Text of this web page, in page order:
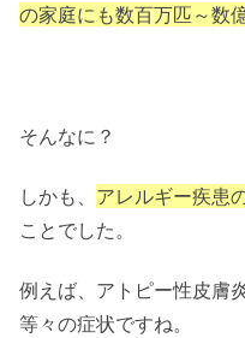
の家庭にも数百万匹～数
そんなに？
しかも、 アレルギー疾患
ことでした。
例えば、アトピー性皮膚
等々の症状ですね。